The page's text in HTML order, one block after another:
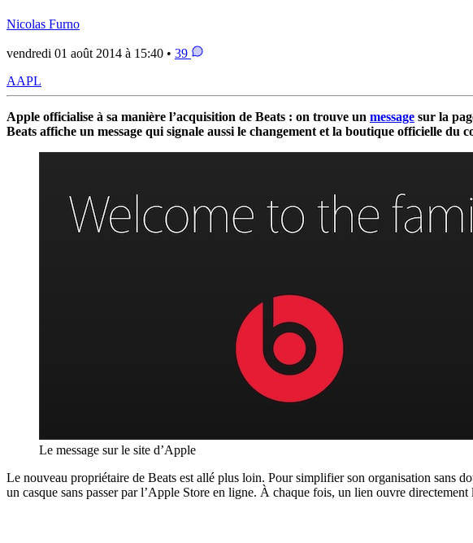
Nicolas Furno
vendredi 01 août 2014 à 15:40 • 39
AAPL
Apple officialise à sa manière l’acquisition de Beats : on trouve un message sur la
Beats affiche un message qui signale aussi le changement et la boutique officielle du
Le message sur le site d’Apple
Le nouveau propriétaire de Beats est allé plus loin. Pour simplifier son organisation sans
un casque sans passer par l’Apple Store en ligne. À chaque fois, un lien ouvre